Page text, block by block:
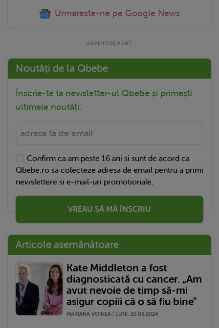
Urmareste-ne pe Google News
Noutăți de la Qbebe
Înscrie-te la newsletter-ul Qbebe și primești
ultimele noutăți.
Confirm ca am peste 16 ani si sunt de acord ca
Qbebe.ro sa colecteze adresa de email pentru a primi
newslettere si e-mail-uri promotionale.
VREAU SĂ MĂ ÎNSCRIU
Articole asemănătoare
Kate Middleton a fost
diagnosticată cu cancer. „Am
avut nevoie de timp să-mi
asigur copiii că o să fiu bine"
MARIANA VOINEA | LUNI, 25.03.2024